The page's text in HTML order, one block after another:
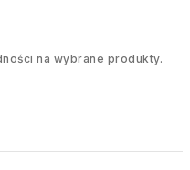
na wybrane produkty.